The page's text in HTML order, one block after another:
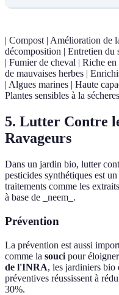
| Compost | Amélioration de
décomposition | Entretien du
| Fumier de cheval | Riche
de mauvaises herbes |
| Algues marines | Haute
Plantes sensibles à la
5. Lutter Contre
Ravageurs
Dans un jardin bio, lutter
pesticides synthétiques est
traitements comme les
à base de _neem_.
Prévention
La prévention est aussi
comme la souci pour
de l'INRA, les jardiniers bio
préventives réussissent à
30%.